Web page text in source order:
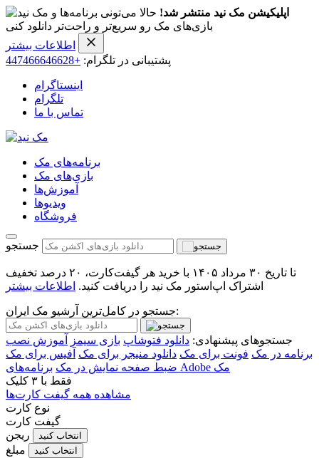
اپلیکیشن مک نید منتشر شد! حالا می‌تونی برنامه‌ها و
بازی‌های مک رو سریع‌تر و راحت‌تر دانلود کنی
اطلاعات بیشتر
پشتیبانی در تلگرام: +447466646628
اینستاگرام
تلگرام
تماس با ما
برنامه‌های مک
بازی‌های مک
آموزش‌ها
ویدیو‌ها
فروشگاه
جستجو
تا تاریخ ۳۰ مرداد ۱۴۰۵ با خرید هر گیفت‌کارت، ۲۰ درصد تخفیف
اشتراک اپ‌استور مک نید را دریافت کنید. اطلاعات بیشتر
جستجو در کامل‌ترین آرشیو مک ایران:
جستجوهای پیشنهادی: دانلود فتوشاپ بازی سیمز
آموزش نصب
برنامه در مک فونت برای مک دانلود منیجر برای مک آفیس برای مک
ضبط صفحه نمایش در مک
برنامه‌های Adobe مک
فقط با ۳ کلیک
مشاهده همه گیفت کارت‌ها
نوع کارت
گیفت کارت
ریجن
انتخاب کنید
مبلغ انتخاب کنید